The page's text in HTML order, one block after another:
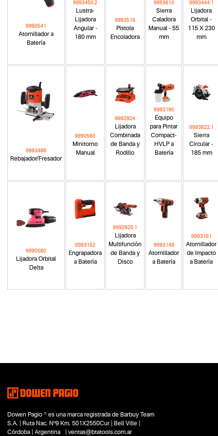
Atornillador a
Batería
9990541
Lustra-
Lijadora
Angular -
180 mm
9993450.2
Pistola
Encoladora
9993516
Sierra
Caladora
Manual - 55
mm
9993610
Lijadora
Orbital -
115 X 230
mm
9993444.1
Rebajador/Fresador
9993488
Minitorno
Manual
9990560
Lijadora
Combinada
de Banda y
Rodillo
9992924
Equipo
para Pintar
Compact-
HVLP a
Batería
9993190
Sierra
Circular -
185 mm
9993622.1
Lijadora Orbital
Delta
9990580
Engrapadora
a Batería
9993152
Lijadora
Multifunción
de Banda y
Disco
9992920.1
Atornillador
a Batería
9993149
Atornillador
de Impacto
a Batería
9993161
Segmentos - pendiente
Carpintería
Capacidad
No items found.
Dowen Pagio ® es una marca registrada de Barbuy Team
S.A. | Ruta Nac. Nº9 Km. 501X2550Cur | Bell Ville |
Córdoba | Argentina | ventas@btatools.com.ar